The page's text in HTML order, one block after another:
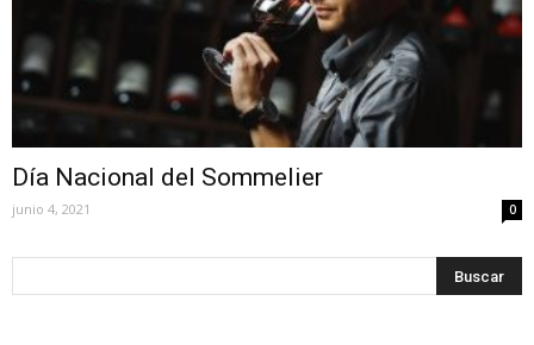
Día Nacional del Sommelier
junio 4, 2021 0